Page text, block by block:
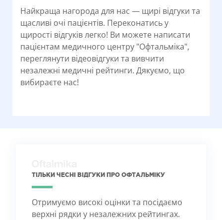
Найкраща нагорода для нас — щирі відгуки та
щасливі очі пацієнтів. Переконатись у
щирості відгуків легко! Ви можете написати
пацієнтам медичного центру "Офтальміка",
переглянути відеовідгуки та вивчити
незалежні медичні рейтинги. Дякуємо, що
вибираєте нас!
ТІЛЬКИ ЧЕСНІ ВІДГУКИ ПРО ОФТАЛЬМІКУ
Отримуємо високі оцінки та посідаємо
верхні рядки у незалежних рейтингах.